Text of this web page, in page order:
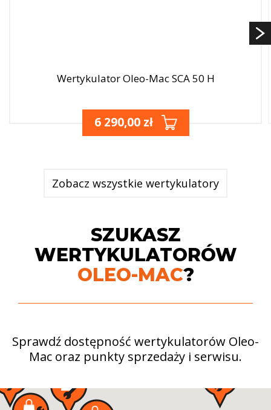
Wertykulator Oleo-Mac SCA 50 H
6 290,00 zł
Zobacz wszystkie wertykulatory
SZUKASZ
WERTYKULATORÓW
OLEO-MAC?
Sprawdź dostępność wertykulatorów Oleo-
Mac oraz punkty sprzedaży i serwisu.